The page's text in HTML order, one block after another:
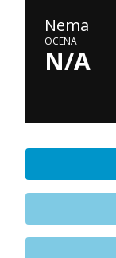
Nema
OCENA
N/A